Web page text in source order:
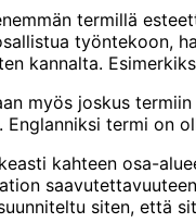
termillä
työntekoon,
kannalta.
myös joskus
Englanniksi termi on
kahteen osa-
siten, että